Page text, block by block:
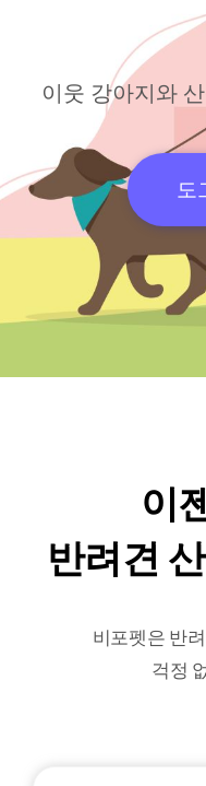
이웃 강아지와
도
이
반려견
비포펫은 반
걱정